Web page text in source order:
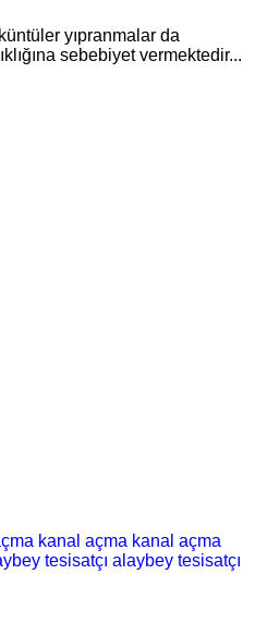
yıpranmalar da
sebebiyet vermektedir...
kanal açma kanal açma
tesisatçı alaybey tesisatçı